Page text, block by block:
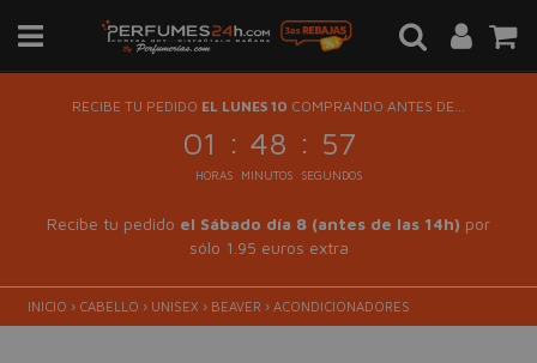
RECIBE TU PEDIDO EL LUNES 10 COMPRANDO ANTES DE...
01 : 48 : 57
HORAS MINUTOS SEGUNDOS
Recibe tu pedido el Sábado día 8 (antes de las 14h) por
sólo 1.95 euros extra
INICIO › CABELLO › UNISEX › BEAVER › ACONDICIONADORES